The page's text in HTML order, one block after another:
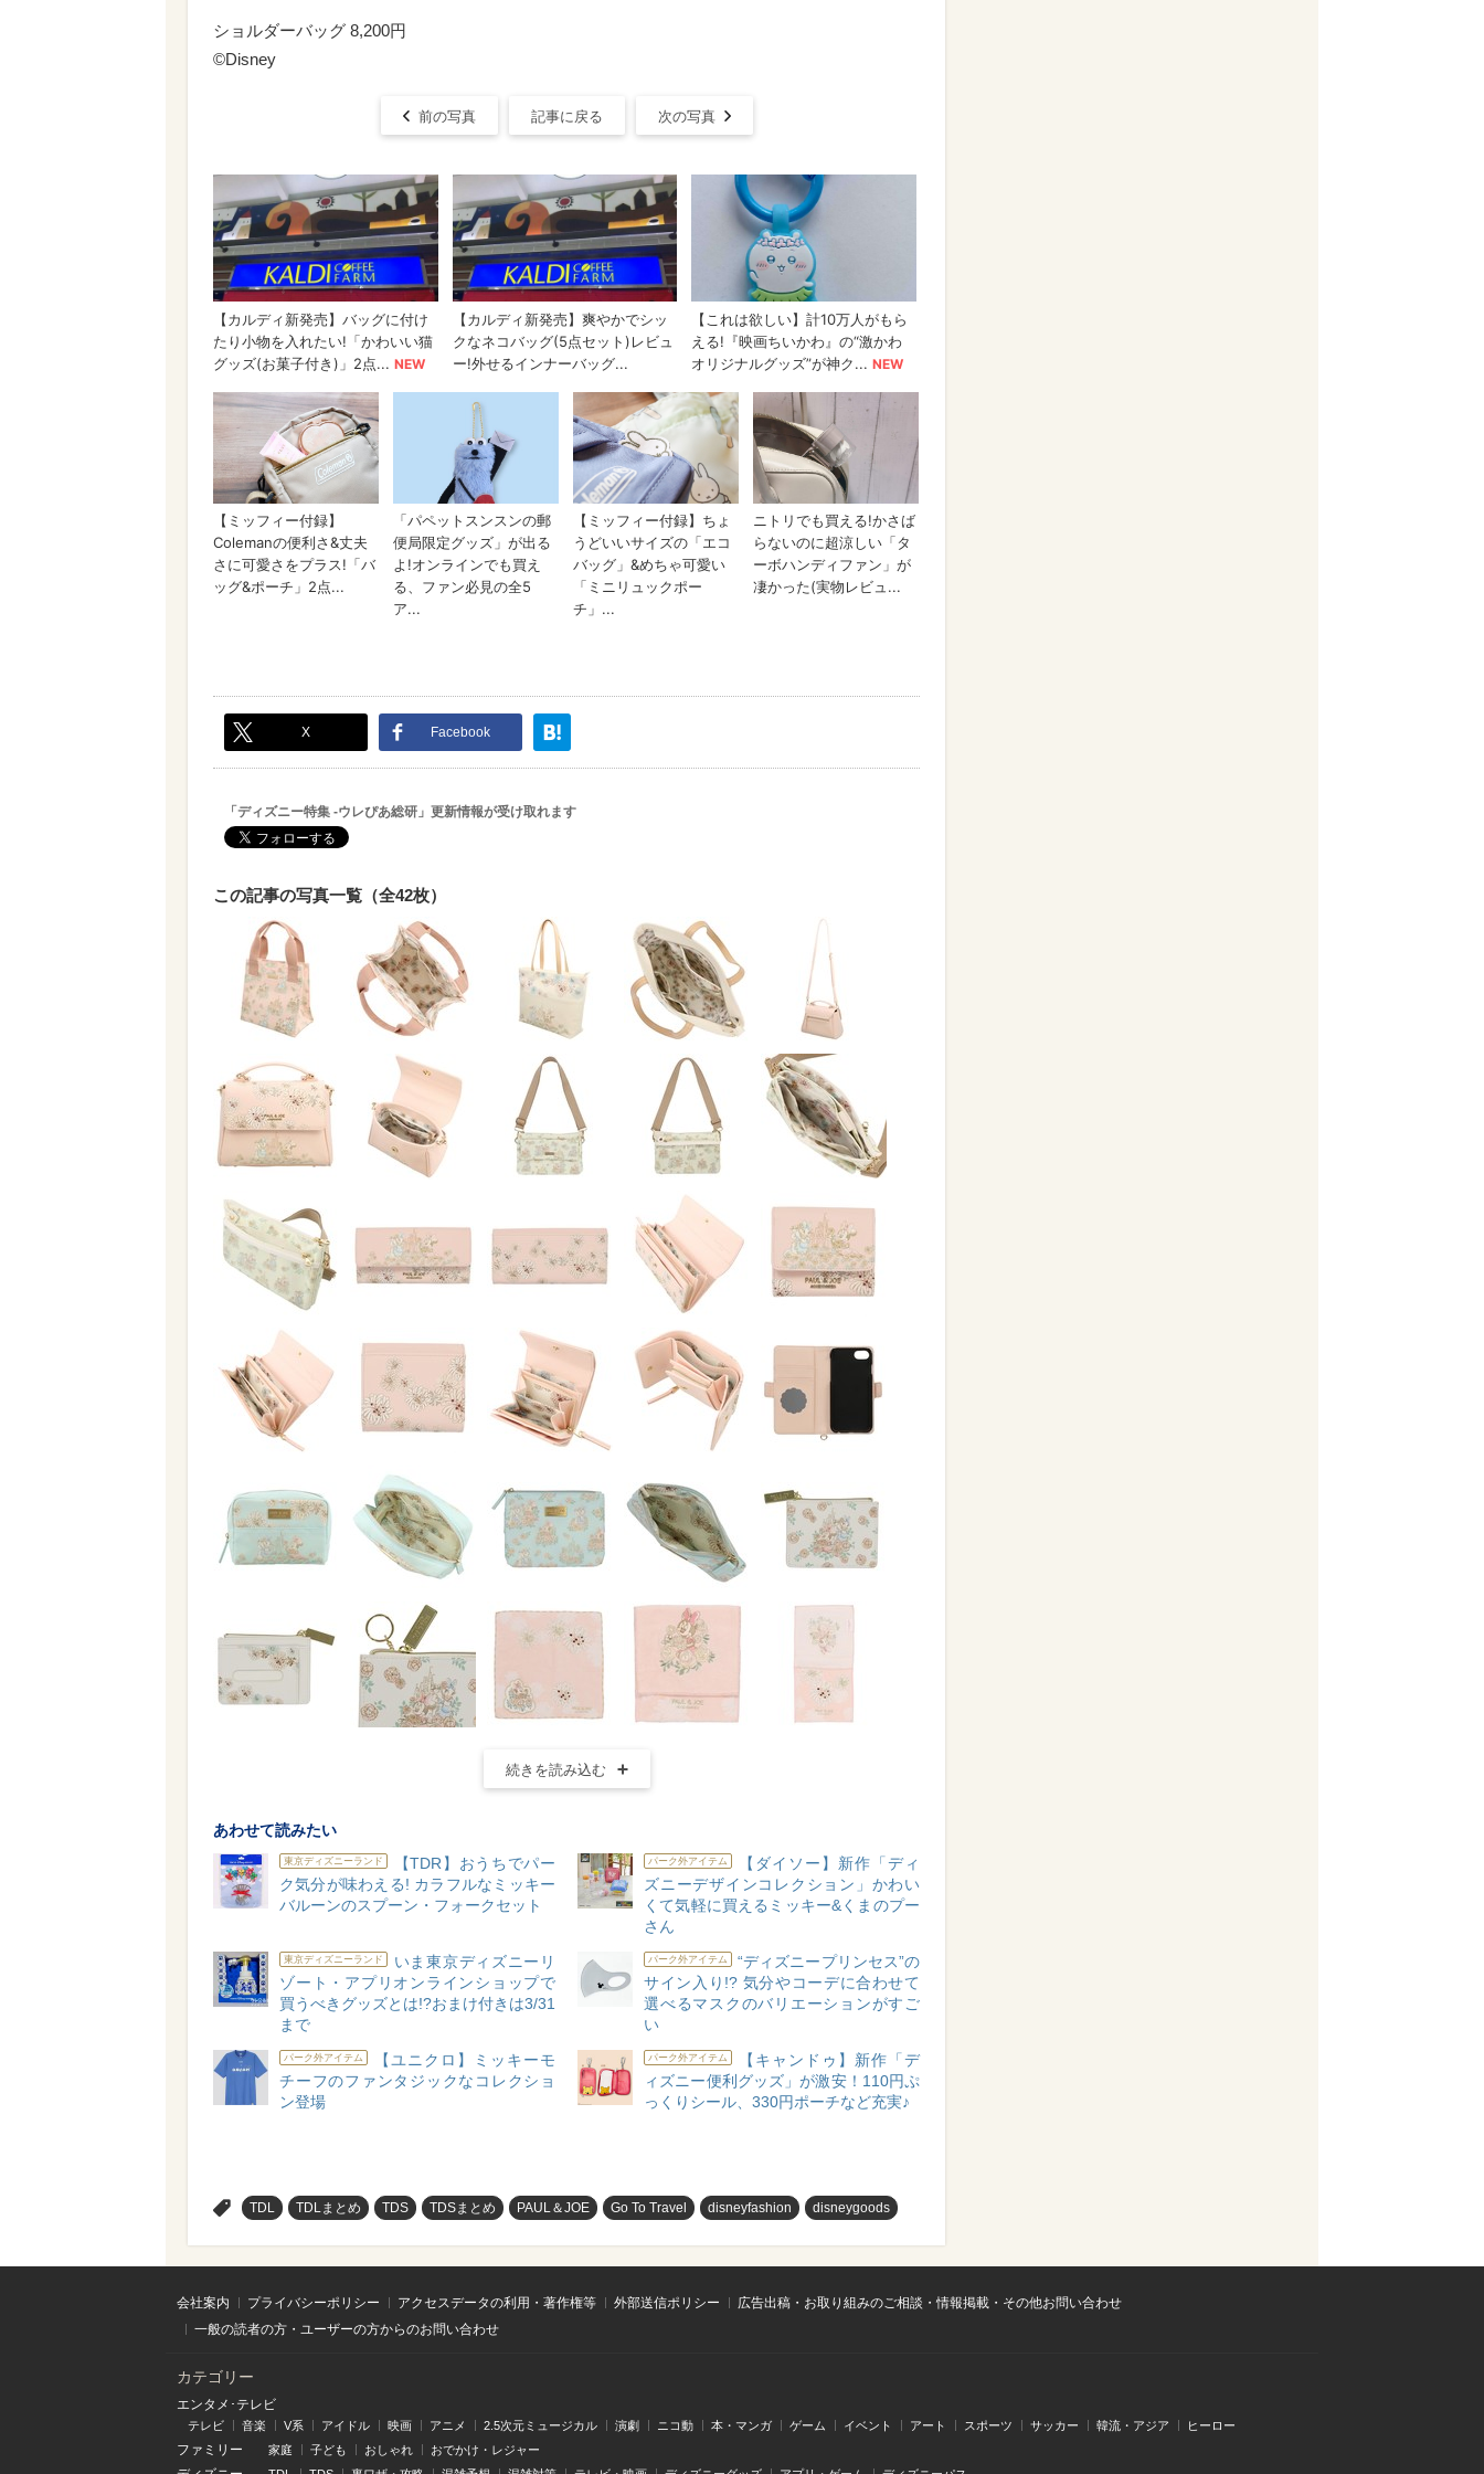
ショルダーバッグ 8,200円
©Disney
前の写真 記事に戻る 次の写真
X Facebook
「ディズニー特集 -ウレぴあ総研」更新情報が受け取れます
この記事の写真一覧（全42枚）
続きを読み込む
あわせて読みたい
東京ディズニーランド
【TDR】おうちでパー
ク気分が味わえる! カラフルなミッキー
バルーンのスプーン・フォークセット
パーク外アイテム
【ダイソー】新作「ディ
ズニーデザインコレクション」かわい
くて気軽に買えるミッキー&くまのプー
さん
東京ディズニーランド
いま東京ディズニーリ
ゾート・アプリオンラインショップで
買うべきグッズとは!?おまけ付きは3/31
まで
パーク外アイテム
“ディズニープリンセス”の
サイン入り!? 気分やコーデに合わせて
選べるマスクのバリエーションがすご
い
パーク外アイテム
【ユニクロ】ミッキーモ
チーフのファンタジックなコレクショ
ン登場
パーク外アイテム
【キャンドゥ】新作「デ
ィズニー便利グッズ」が激安！110円ぷ
っくりシール、330円ポーチなど充実♪
TDL TDLまとめ TDS TDSまとめ PAUL＆JOE Go To Travel disneyfashion disneygoods
会社案内 プライバシーポリシー アクセスデータの利用・著作権等 外部送信ポリシー
広告出稿・お取り組みのご相談・情報掲載・その他お問い合わせ
一般の読者の方・ユーザーの方からのお問い合わせ
カテゴリー
エンタメ･テレビ
テレビ 音楽 V系 アイドル 映画 アニメ 2.5次元ミュージカル 演劇 ニコ動 本・マンガ ゲーム イベント アート スポーツ サッカー 韓流・アジア ヒーロー
ファミリー 家庭 子ども おしゃれ おでかけ・レジャー